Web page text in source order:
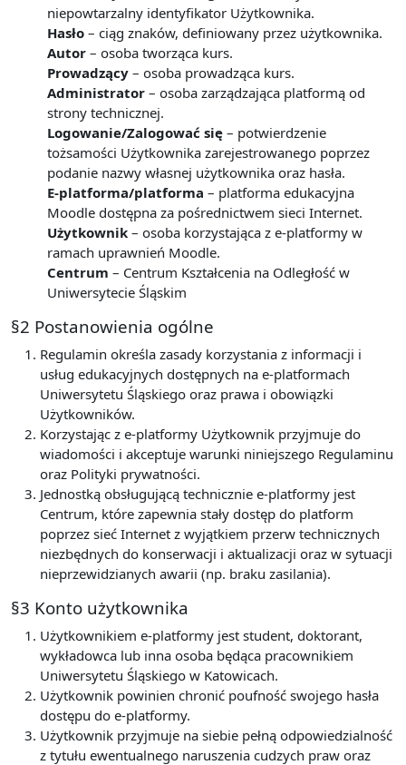
niepowtarzalny identyfikator Użytkownika.
Hasło – ciąg znaków, definiowany przez użytkownika.
Autor – osoba tworząca kurs.
Prowadzący – osoba prowadząca kurs.
Administrator – osoba zarządzająca platformą od
strony technicznej.
Logowanie/Zalogować się – potwierdzenie
tożsamości Użytkownika zarejestrowanego poprzez
podanie nazwy własnej użytkownika oraz hasła.
E-platforma/platforma – platforma edukacyjna
Moodle dostępna za pośrednictwem sieci Internet.
Użytkownik – osoba korzystająca z e-platformy w
ramach uprawnień Moodle.
Centrum – Centrum Kształcenia na Odległość w
Uniwersytecie Śląskim
§2 Postanowienia ogólne
Regulamin określa zasady korzystania z informacji i
usług edukacyjnych dostępnych na e-platformach
Uniwersytetu Śląskiego oraz prawa i obowiązki
Użytkowników.
Korzystając z e-platformy Użytkownik przyjmuje do
wiadomości i akceptuje warunki niniejszego Regulaminu
oraz Polityki prywatności.
Jednostką obsługującą technicznie e-platformy jest
Centrum, które zapewnia stały dostęp do platform
poprzez sieć Internet z wyjątkiem przerw technicznych
niezbędnych do konserwacji i aktualizacji oraz w sytuacji
nieprzewidzianych awarii (np. braku zasilania).
§3 Konto użytkownika
Użytkownikiem e-platformy jest student, doktorant,
wykładowca lub inna osoba będąca pracownikiem
Uniwersytetu Śląskiego w Katowicach.
Użytkownik powinien chronić poufność swojego hasła
dostępu do e-platformy.
Użytkownik przyjmuje na siebie pełną odpowiedzialność
z tytułu ewentualnego naruszenia cudzych praw oraz